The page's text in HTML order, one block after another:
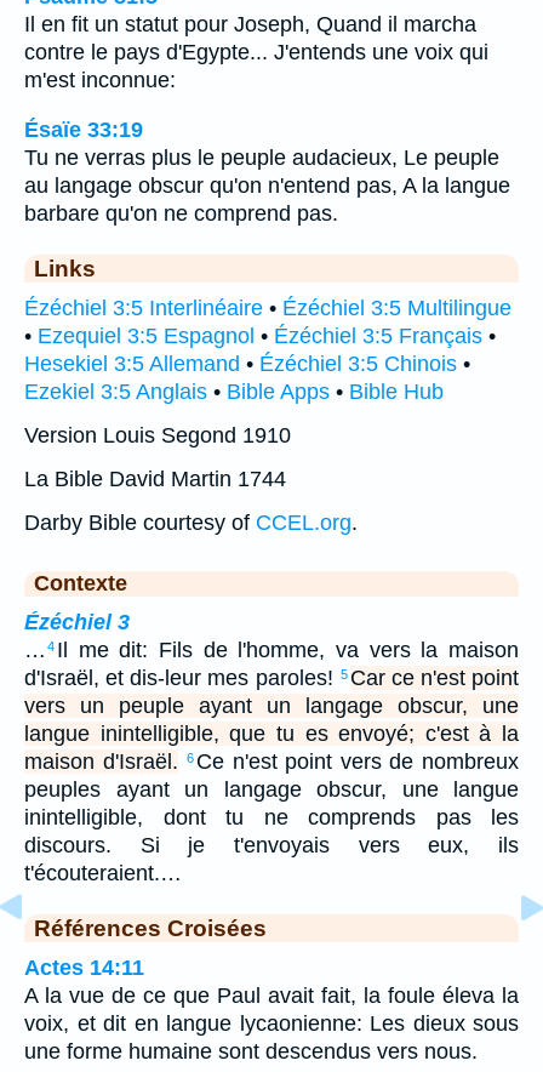
Il en fit un statut pour Joseph, Quand il marcha
contre le pays d'Egypte... J'entends une voix qui
m'est inconnue:
Ésaïe 33:19
Tu ne verras plus le peuple audacieux, Le peuple
au langage obscur qu'on n'entend pas, A la langue
barbare qu'on ne comprend pas.
Links
Ézéchiel 3:5 Interlinéaire • Ézéchiel 3:5 Multilingue
• Ezequiel 3:5 Espagnol • Ézéchiel 3:5 Français •
Hesekiel 3:5 Allemand • Ézéchiel 3:5 Chinois •
Ezekiel 3:5 Anglais • Bible Apps • Bible Hub
Version Louis Segond 1910
La Bible David Martin 1744
Darby Bible courtesy of CCEL.org.
Contexte
Ézéchiel 3
… 4 Il me dit: Fils de l'homme, va vers la maison
d'Israël, et dis-leur mes paroles! 5 Car ce n'est point
vers un peuple ayant un langage obscur, une
langue inintelligible, que tu es envoyé; c'est à la
maison d'Israël.
6 Ce n'est point vers de nombreux
peuples ayant un langage obscur, une langue
inintelligible, dont tu ne comprends pas les
discours. Si je t'envoyais vers eux, ils
t'écouteraient.…
Références Croisées
Actes 14:11
A la vue de ce que Paul avait fait, la foule éleva la
voix, et dit en langue lycaonienne: Les dieux sous
une forme humaine sont descendus vers nous.